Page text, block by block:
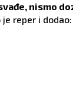
nismo
reper i dodao: